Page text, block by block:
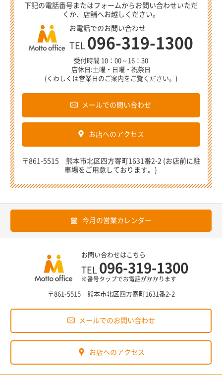
下記の電話番号またはフォームからお問い合わせいただ
くか、店舗へお越しください。
お電話でのお問い合わせ
TEL 096-319-1300
受付時間 10：00～16：30
店休日:土曜・日曜・祝祭日
(くわしくは営業日のご案内をご覧ください。)
メールでの問い合わせ
お店へのアクセス
〒861-5515 熊本市北区四方寄町1631番2-2 (お店前に駐
車場をご用意しております。)
今月の営業カレンダー
お問い合わせはこちら
TEL 096-319-1300
※番号タップでお電話がかかります
〒861-5515 熊本市北区四方寄町1631番2-2
メールでのお問い合わせ
お店へのアクセス